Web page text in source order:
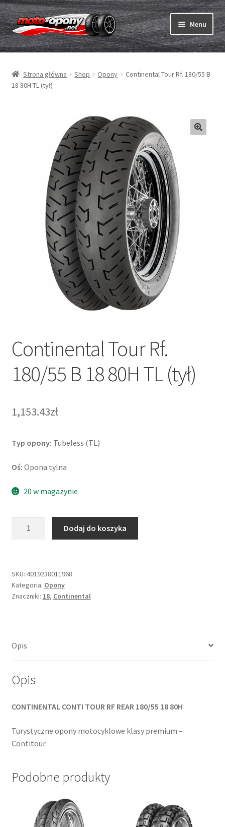
Przejdź
do
nawigacji
Przejdź
do
treści
Menu
Opony
Rozwiń
Dętki & taśmy
Rozwiń
Strona główna Shop Opony
Continental Tour Rf. 180/55 B
18 80H TL (tył)
Continental Tour Rf.
180/55 B 18 80H TL (tył)
1,153.43zł
Typ opony: Tubeless (TL)
Oś: Opona tylna
20 w magazynie
180/55
B
18
Dodaj do koszyka
SKU: 4019238011968
Kategoria: Opony
Znaczniki: 18, Continental
Opis
Opis
CONTINENTAL CONTI TOUR RF REAR 180/55 18 80H
Turystyczne opony motocyklowe klasy premium –
Contitour.
Podobne produkty